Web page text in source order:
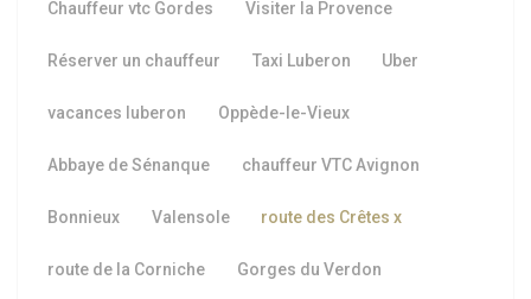
Chauffeur vtc Gordes Visiter la Provence
Réserver un chauffeur Taxi Luberon Uber
vacances luberon Oppède-le-Vieux
Abbaye de Sénanque chauffeur VTC Avignon
Bonnieux Valensole route des Crêtes x
route de la Corniche Gorges du Verdon